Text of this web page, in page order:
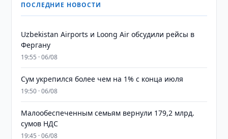
ПОСЛЕДНИЕ НОВОСТИ
Uzbekistan Airports и Loong Air обсудили рейсы в
Фергану
19:55 · 06/08
Сум укрепился более чем на 1% с конца июля
19:50 · 06/08
Малообеспеченным семьям вернули 179,2 млрд.
сумов НДС
19:45 · 06/08